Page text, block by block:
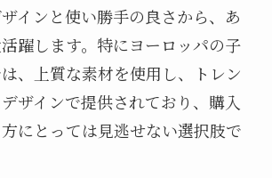
インと使い勝手の良さから、あ
躍します。特にヨーロッパの子
、上質な素材を使用し、トレン
ザインで提供されており、購入
にとっては見逃せない選択肢で